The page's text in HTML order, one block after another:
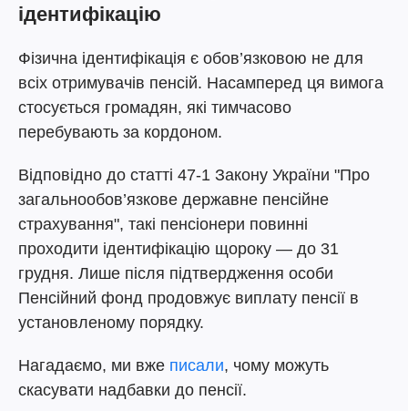
ідентифікацію
Фізична ідентифікація є обов’язковою не для
всіх отримувачів пенсій. Насамперед ця вимога
стосується громадян, які тимчасово
перебувають за кордоном.
Відповідно до статті 47-1 Закону України "Про
загальнообов’язкове державне пенсійне
страхування", такі пенсіонери повинні
проходити ідентифікацію щороку — до 31
грудня. Лише після підтвердження особи
Пенсійний фонд продовжує виплату пенсії в
установленому порядку.
Нагадаємо, ми вже писали, чому можуть
скасувати надбавки до пенсії.